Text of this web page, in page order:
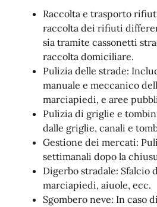
Raccolta e trasporto
raccolta dei rifiuti
sia tramite cassonetti
raccolta domiciliare.
Pulizia delle strade:
manuale e meccanico
marciapiedi, e aree
Pulizia di griglie e
dalle griglie, canali e
Gestione dei mercati:
settimanali dopo la
Digerbo stradale: Sfalcio
marciapiedi, aiuole, ecc.
Sgombero neve: In caso